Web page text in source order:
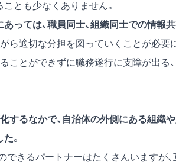
とも少なくありません。
っては、職員同士、組織同士での情報
ら適切な分担を図っていくことが必要
ことができずに職務遂行に支障が出る
するなかで、自治体の外側にある組織
た。
できるパートナーはたくさんいますが